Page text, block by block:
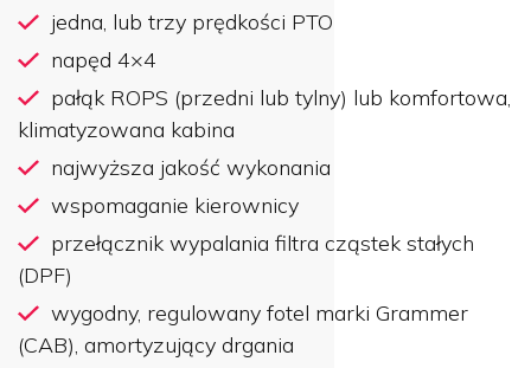
jedna, lub trzy prędkości PTO
napęd 4×4
pałąk ROPS (przedni lub tylny) lub komfortowa,
klimatyzowana kabina
najwyższa jakość wykonania
wspomaganie kierownicy
przełącznik wypalania filtra cząstek stałych
(DPF)
wygodny, regulowany fotel marki Grammer
(CAB), amortyzujący drgania